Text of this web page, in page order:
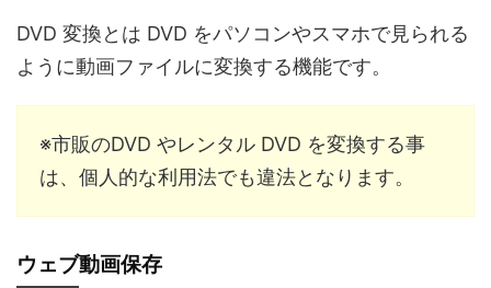
DVD 変換とは DVD をパソコンやスマホで見られる
ように動画ファイルに変換する機能です。
※市販のDVD やレンタル DVD を変換する事
は、個人的な利用法でも違法となります。
ウェブ動画保存